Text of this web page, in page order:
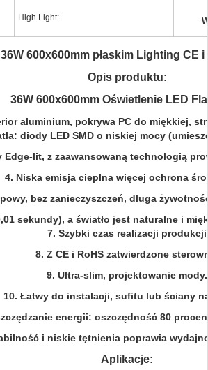
High Light:
600x600mm płaskim Lighting CE
Opis produktu:
36W 600x600mm Oświetlenie LED
aluminium, pokrywa PC do miękkiej,
diody LED SMD o niskiej mocy
Edge-lit, z zaawansowaną technologią
4. Niska emisja cieplna więcej ochrona
bez zanieczyszczeń, długa
sekundy), a światło jest naturalne i
7. Szybki czas realizacji produkcji
8. Z CE i RoHS zatwierdzone
9. Ultra-slim, projektowanie mody.
10. Łatwy do instalacji, sufitu lub ściany
energii: oszczędność 80
i niskie tętnienia poprawia
Aplikacje: